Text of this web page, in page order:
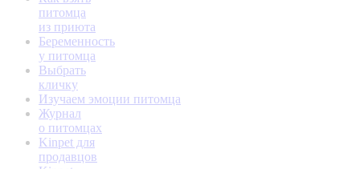
питомца
из приюта
Беременность
у питомца
Выбрать
кличку
Изучаем эмоции питомца
Журнал
о питомцах
Kinpet для
продавцов